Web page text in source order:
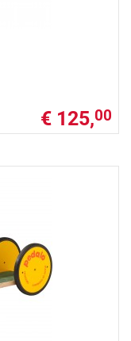
€ 125,00